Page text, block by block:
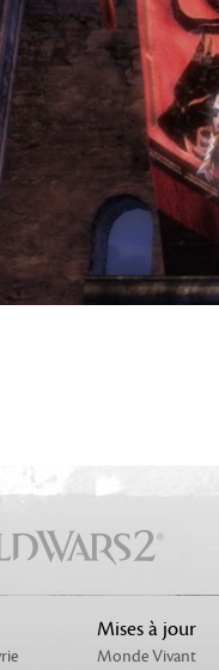
Mises à jour
Monde Vivant